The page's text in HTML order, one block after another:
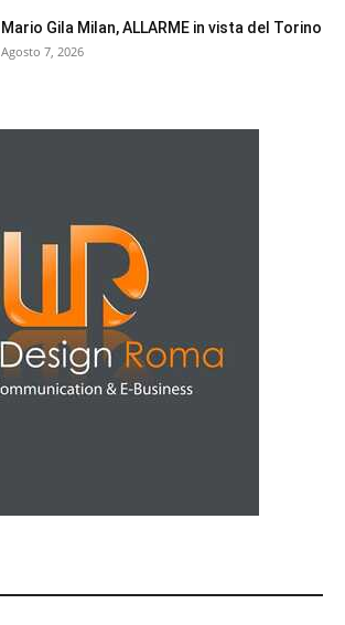
Mario Gila Milan, ALLARME in vista del Torino
Agosto 7, 2026